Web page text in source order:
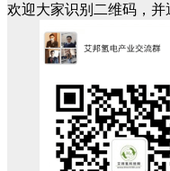
欢迎大家识别二维码，